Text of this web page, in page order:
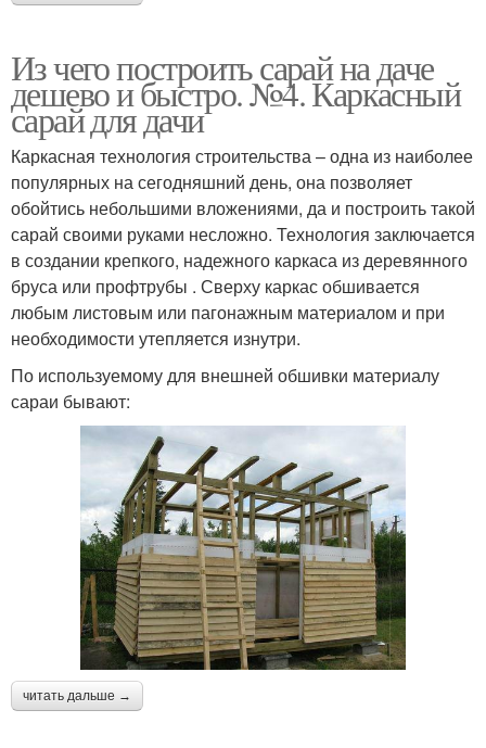
Из чего построить сарай на даче
дешево и быстро. №4. Каркасный
сарай для дачи
Каркасная технология строительства – одна из наиболее
популярных на сегодняшний день, она позволяет
обойтись небольшими вложениями, да и построить такой
сарай своими руками несложно. Технология заключается
в создании крепкого, надежного каркаса из деревянного
бруса или профтрубы . Сверху каркас обшивается
любым листовым или пагонажным материалом и при
необходимости утепляется изнутри.
По используемому для внешней обшивки материалу
сараи бывают:
читать дальше →